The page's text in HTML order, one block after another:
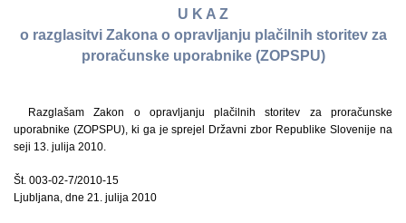
U K A Z
o razglasitvi Zakona o opravljanju plačilnih storitev za
proračunske uporabnike (ZOPSPU)
Razglašam Zakon o opravljanju plačilnih storitev za proračunske
uporabnike (ZOPSPU), ki ga je sprejel Državni zbor Republike Slovenije na
seji 13. julija 2010.
Št. 003-02-7/2010-15
Ljubljana, dne 21. julija 2010